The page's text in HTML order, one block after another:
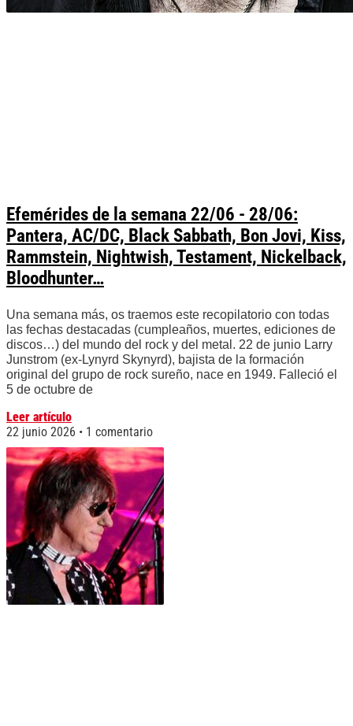
Efemérides de la semana 22/06 - 28/06:
Pantera, AC/DC, Black Sabbath, Bon Jovi, Kiss,
Rammstein, Nightwish, Testament, Nickelback,
Bloodhunter…
Una semana más, os traemos este recopilatorio con todas
las fechas destacadas (cumpleaños, muertes, ediciones de
discos…) del mundo del rock y del metal. 22 de junio Larry
Junstrom (ex-Lynyrd Skynyrd), bajista de la formación
original del grupo de rock sureño, nace en 1949. Falleció el
5 de octubre de
Leer artículo
22 junio 2026
1 comentario